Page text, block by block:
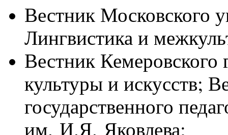
Вестник Московского
Лингвистика и
Вестник Кемеровского
культуры и искусств;
государственного
им. И.Я. Яковлева;